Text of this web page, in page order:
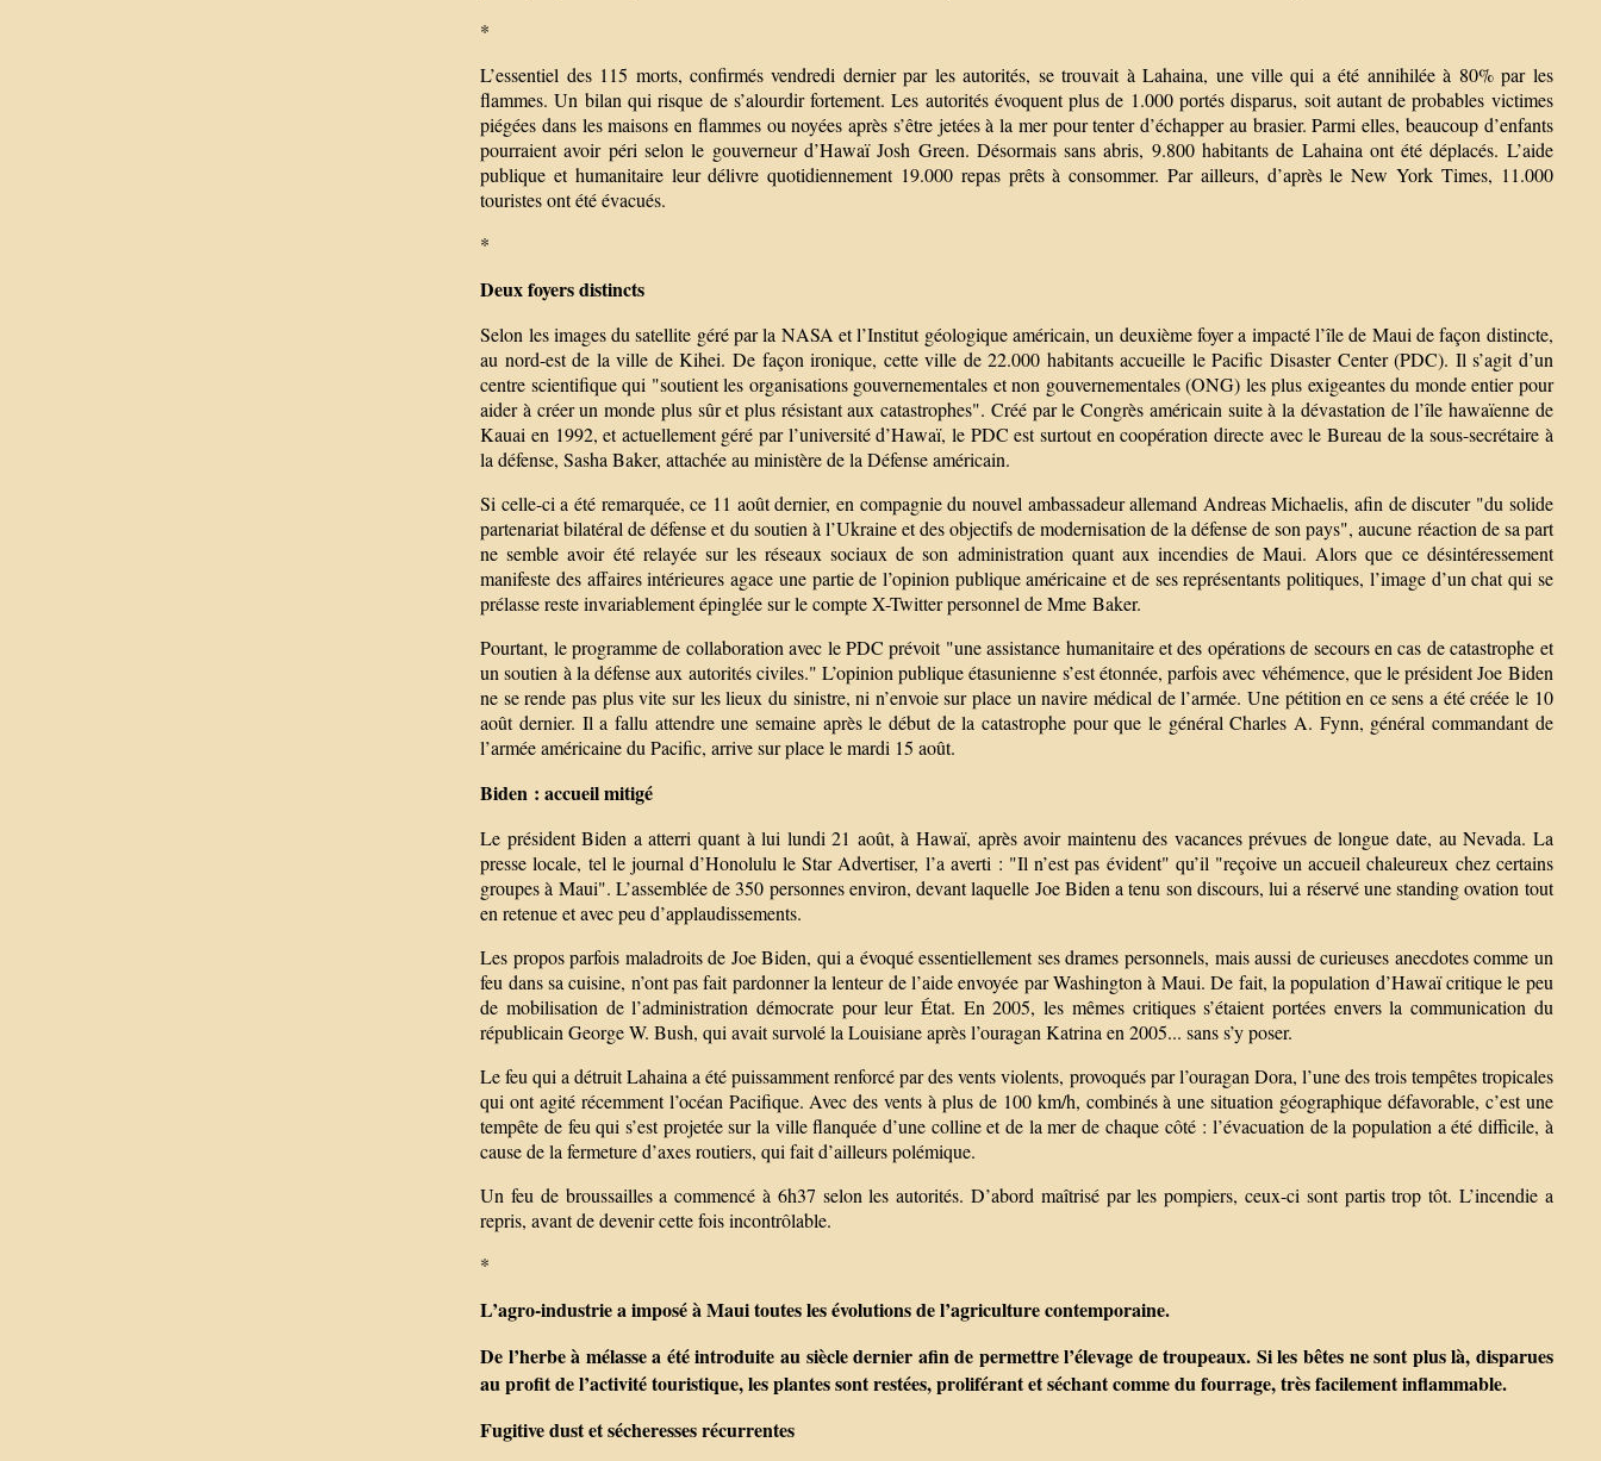
*
L’essentiel des 115 morts, confirmés vendredi dernier par les autorités, se trouvait à Lahaina, une ville qui a été annihilée à 80% par les
flammes. Un bilan qui risque de s’alourdir fortement. Les autorités évoquent plus de 1.000 portés disparus, soit autant de probables victimes
piégées dans les maisons en flammes ou noyées après s’être jetées à la mer pour tenter d’échapper au brasier. Parmi elles, beaucoup d’enfants
pourraient avoir péri selon le gouverneur d’Hawaï Josh Green. Désormais sans abris, 9.800 habitants de Lahaina ont été déplacés. L’aide
publique et humanitaire leur délivre quotidiennement 19.000 repas prêts à consommer. Par ailleurs, d’après le New York Times, 11.000
touristes ont été évacués.
*
Deux foyers distincts
Selon les images du satellite géré par la NASA et l’Institut géologique américain, un deuxième foyer a impacté l’île de Maui de façon distincte,
au nord-est de la ville de Kihei. De façon ironique, cette ville de 22.000 habitants accueille le Pacific Disaster Center (PDC). Il s’agit d’un
centre scientifique qui "soutient les organisations gouvernementales et non gouvernementales (ONG) les plus exigeantes du monde entier pour
aider à créer un monde plus sûr et plus résistant aux catastrophes". Créé par le Congrès américain suite à la dévastation de l’île hawaïenne de
Kauai en 1992, et actuellement géré par l’université d’Hawaï, le PDC est surtout en coopération directe avec le Bureau de la sous-secrétaire à
la défense, Sasha Baker, attachée au ministère de la Défense américain.
Si celle-ci a été remarquée, ce 11 août dernier, en compagnie du nouvel ambassadeur allemand Andreas Michaelis, afin de discuter "du solide
partenariat bilatéral de défense et du soutien à l’Ukraine et des objectifs de modernisation de la défense de son pays", aucune réaction de sa part
ne semble avoir été relayée sur les réseaux sociaux de son administration quant aux incendies de Maui. Alors que ce désintéressement
manifeste des affaires intérieures agace une partie de l’opinion publique américaine et de ses représentants politiques, l’image d’un chat qui se
prélasse reste invariablement épinglée sur le compte X-Twitter personnel de Mme Baker.
Pourtant, le programme de collaboration avec le PDC prévoit "une assistance humanitaire et des opérations de secours en cas de catastrophe et
un soutien à la défense aux autorités civiles." L’opinion publique étasunienne s’est étonnée, parfois avec véhémence, que le président Joe Biden
ne se rende pas plus vite sur les lieux du sinistre, ni n’envoie sur place un navire médical de l’armée. Une pétition en ce sens a été créée le 10
août dernier. Il a fallu attendre une semaine après le début de la catastrophe pour que le général Charles A. Fynn, général commandant de
l’armée américaine du Pacific, arrive sur place le mardi 15 août.
Biden : accueil mitigé
Le président Biden a atterri quant à lui lundi 21 août, à Hawaï, après avoir maintenu des vacances prévues de longue date, au Nevada. La
presse locale, tel le journal d’Honolulu le Star Advertiser, l’a averti : "Il n’est pas évident" qu’il "reçoive un accueil chaleureux chez certains
groupes à Maui". L’assemblée de 350 personnes environ, devant laquelle Joe Biden a tenu son discours, lui a réservé une standing ovation tout
en retenue et avec peu d’applaudissements.
Les propos parfois maladroits de Joe Biden, qui a évoqué essentiellement ses drames personnels, mais aussi de curieuses anecdotes comme un
feu dans sa cuisine, n’ont pas fait pardonner la lenteur de l’aide envoyée par Washington à Maui. De fait, la population d’Hawaï critique le peu
de mobilisation de l’administration démocrate pour leur État. En 2005, les mêmes critiques s’étaient portées envers la communication du
républicain George W. Bush, qui avait survolé la Louisiane après l’ouragan Katrina en 2005... sans s’y poser.
Le feu qui a détruit Lahaina a été puissamment renforcé par des vents violents, provoqués par l’ouragan Dora, l’une des trois tempêtes tropicales
qui ont agité récemment l’océan Pacifique. Avec des vents à plus de 100 km/h, combinés à une situation géographique défavorable, c’est une
tempête de feu qui s’est projetée sur la ville flanquée d’une colline et de la mer de chaque côté : l’évacuation de la population a été difficile, à
cause de la fermeture d’axes routiers, qui fait d’ailleurs polémique.
Un feu de broussailles a commencé à 6h37 selon les autorités. D’abord maîtrisé par les pompiers, ceux-ci sont partis trop tôt. L’incendie a
repris, avant de devenir cette fois incontrôlable.
*
L’agro-industrie a imposé à Maui toutes les évolutions de l’agriculture contemporaine.
De l’herbe à mélasse a été introduite au siècle dernier afin de permettre l’élevage de troupeaux. Si les bêtes ne sont plus là, disparues
au profit de l’activité touristique, les plantes sont restées, proliférant et séchant comme du fourrage, très facilement inflammable.
Fugitive dust et sécheresses récurrentes